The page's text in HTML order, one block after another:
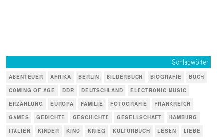
Schlagwörter
ABENTEUER AFRIKA BERLIN BILDERBUCH BIOGRAFIE
BUCH
COMING OF AGE
DDR DEUTSCHLAND
ELECTRONIC MUSIC
ERZÄHLUNG
EUROPA FAMILIE FOTOGRAFIE
FRANKREICH
GAMES
GEDICHTE GESCHICHTE GESELLSCHAFT
HAMBURG
ITALIEN
KINDER KINO KRIEG KULTURBUCH LESEN
LIEBE